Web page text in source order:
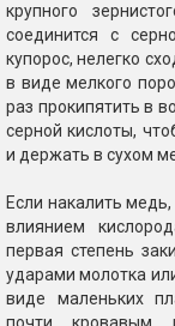
крупного
соединится с
купорос, нелегко
в виде мелкого
раз прокипятить в
серной кислоты,
и держать в сухом
Если накалить
влиянием
первая степень
ударами молотка
виде маленьких